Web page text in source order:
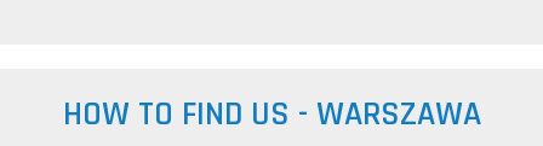
HOW TO FIND US - WARSZAWA